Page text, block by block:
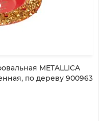
METALLICA
по дереву 900963